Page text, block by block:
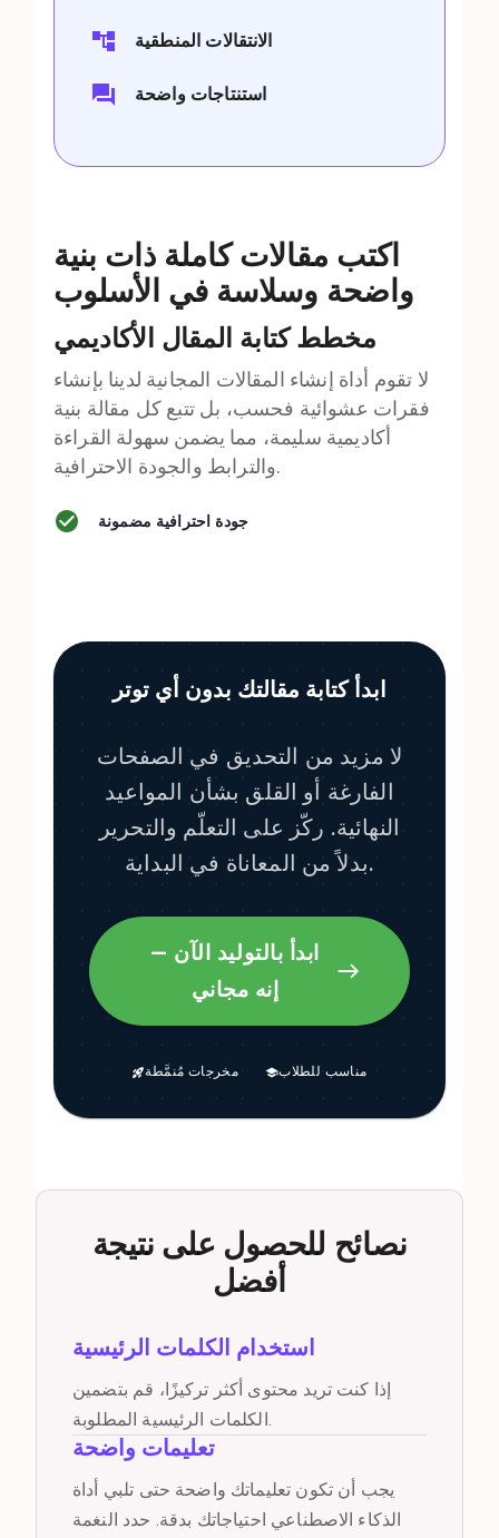
الانتقالات المنطقية
استنتاجات واضحة
اكتب مقالات كاملة ذات بنية
واضحة وسلاسة في الأسلوب
مخطط كتابة المقال الأكاديمي
لا تقوم أداة إنشاء المقالات المجانية لدينا بإنشاء
فقرات عشوائية فحسب، بل تتبع كل مقالة بنية
أكاديمية سليمة، مما يضمن سهولة القراءة
والترابط والجودة الاحترافية.
جودة احترافية مضمونة
ابدأ كتابة مقالتك بدون أي توتر
لا مزيد من التحديق في الصفحات
الفارغة أو القلق بشأن المواعيد
النهائية. ركّز على التعلّم والتحرير
بدلاً من المعاناة في البداية.
ابدأ بالتوليد الآن —
إنه مجاني
مخرجات مُنمَّطة مناسب للطلاب
نصائح للحصول على نتيجة
أفضل
استخدام الكلمات الرئيسية
إذا كنت تريد محتوى أكثر تركيزًا، قم بتضمين
الكلمات الرئيسية المطلوبة.
تعليمات واضحة
يجب أن تكون تعليماتك واضحة حتى تلبي أداة
الذكاء الاصطناعي احتياجاتك بدقة. حدد النغمة